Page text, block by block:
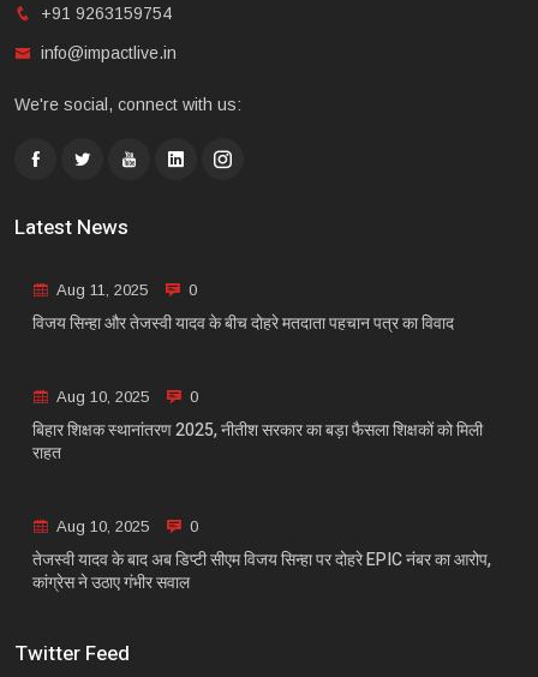
+91 9263159754
info@impactlive.in
We're social, connect with us:
Latest News
Aug 11, 2025 0
विजय सिन्हा और तेजस्वी यादव के बीच दोहरे मतदाता पहचान पत्र का विवाद
Aug 10, 2025 0
बिहार शिक्षक स्थानांतरण 2025, नीतीश सरकार का बड़ा फैसला शिक्षकों को मिली
राहत
Aug 10, 2025 0
तेजस्वी यादव के बाद अब डिप्टी सीएम विजय सिन्हा पर दोहरे EPIC नंबर का आरोप,
कांग्रेस ने उठाए गंभीर सवाल
Twitter Feed